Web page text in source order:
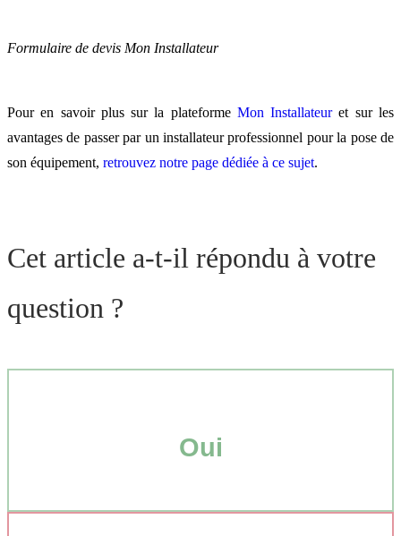
Formulaire de devis Mon Installateur
Pour en savoir plus sur la plateforme Mon Installateuret sur les
avantages de passer par un installateur professionnel pour la pose de
son équipement, retrouvez notre page dédiée à ce sujet.
Cet article a-t-il répondu à votre
question ?
Oui